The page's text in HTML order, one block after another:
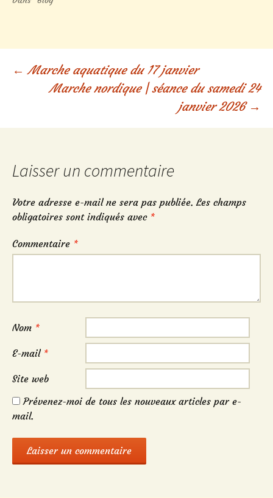
Navigation
articles
← Marche aquatique du 17 janvier
Marche nordique | séance du samedi 24
janvier 2026 →
Laisser un commentaire
Votre adresse e-mail ne sera pas publiée. Les champs
obligatoires sont indiqués avec *
Commentaire *
Nom *
E-mail *
Site web
Prévenez-moi de tous les nouveaux articles par e-
mail.